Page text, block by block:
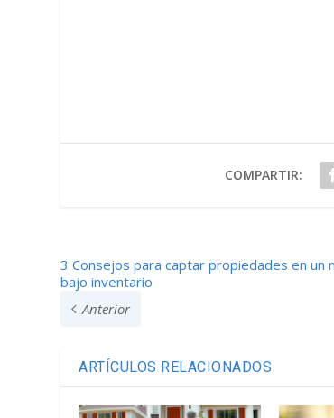
COMPARTIR:
3 Consejos para captar propiedades en un
bajo inventario
Anterior
ARTÍCULOS RELACIONADOS